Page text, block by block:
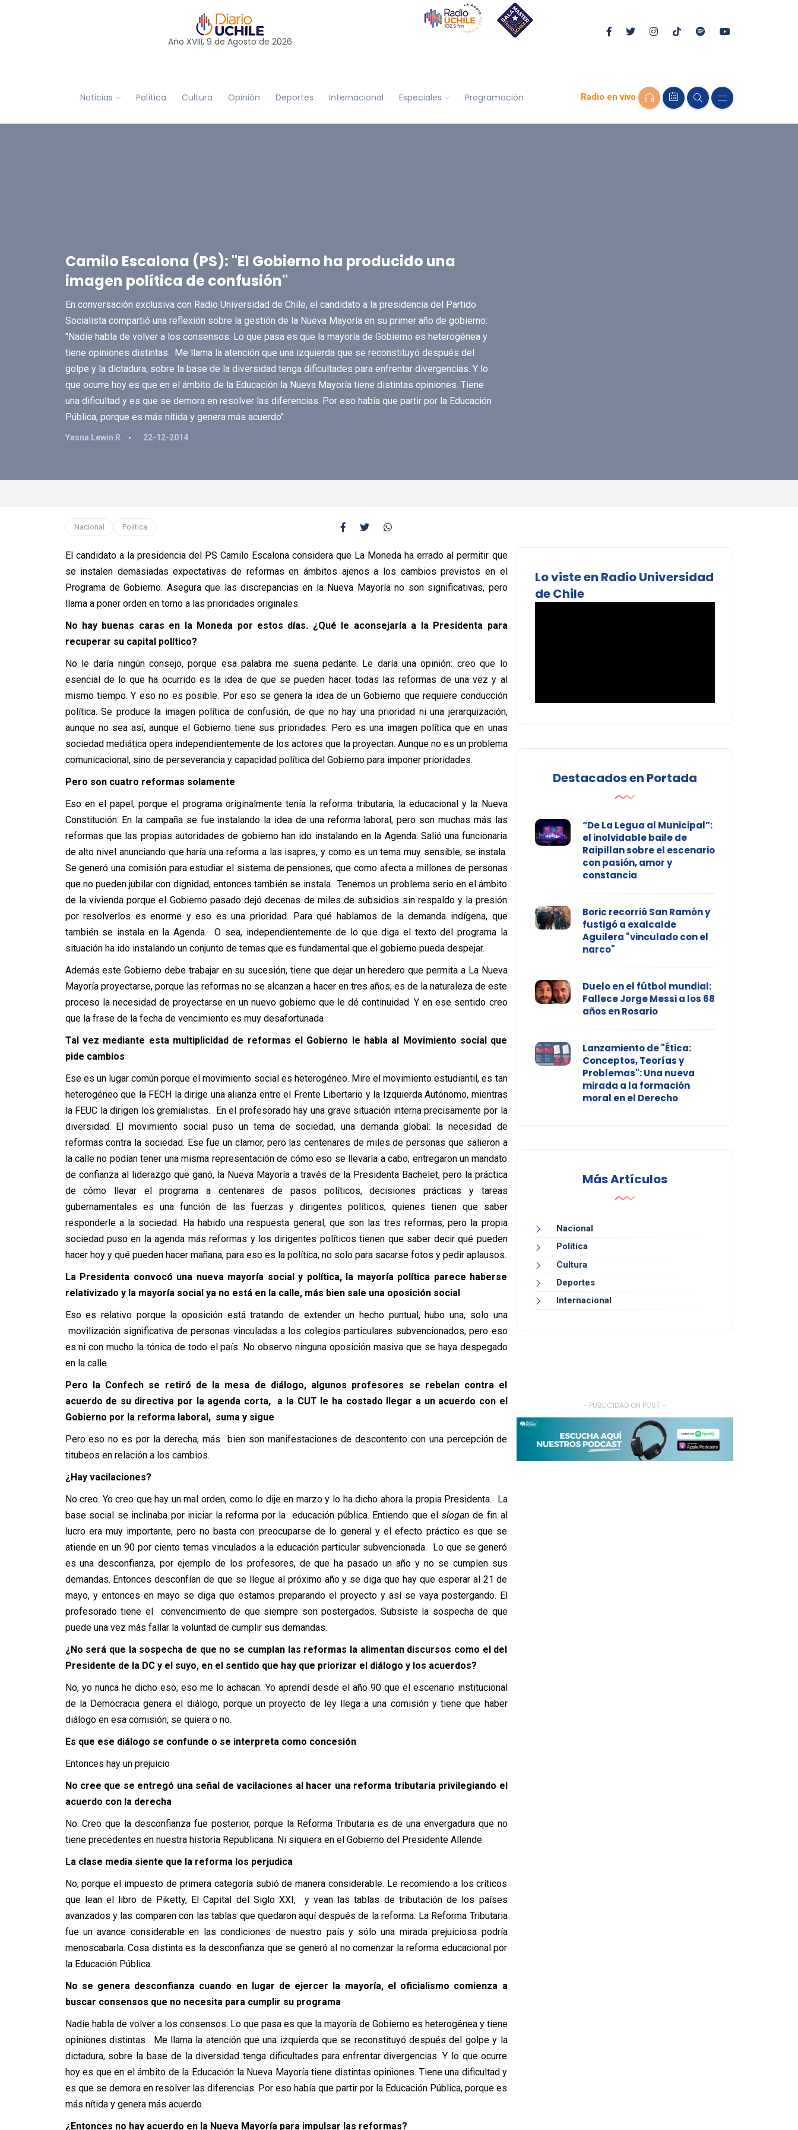
Año XVIII, 9 de Agosto de 2026
Noticias Política Cultura Opinión Deportes Internacional Especiales Programación Radio en vivo
Camilo Escalona (PS): "El Gobierno ha producido una
imagen política de confusión"
En conversación exclusiva con Radio Universidad de Chile, el candidato a la presidencia del Partido
Socialista compartió una reflexión sobre la gestión de la Nueva Mayoría en su primer año de gobierno:
"Nadie habla de volver a los consensos. Lo que pasa es que la mayoría de Gobierno es heterogénea y
tiene opiniones distintas. Me llama la atención que una izquierda que se reconstituyó después del
golpe y la dictadura, sobre la base de la diversidad tenga dificultades para enfrentar divergencias. Y lo
que ocurre hoy es que en el ámbito de la Educación la Nueva Mayoría tiene distintas opiniones. Tiene
una dificultad y es que se demora en resolver las diferencias. Por eso había que partir por la Educación
Pública, porque es más nítida y genera más acuerdo".
Yasna Lewin R. 22-12-2014
Nacional Política
El candidato a la presidencia del PS Camilo Escalona considera que La Moneda ha errado al permitir que
se instalen demasiadas expectativas de reformas en ámbitos ajenos a los cambios previstos en el
Programa de Gobierno. Asegura que las discrepancias en la Nueva Mayoría no son significativas, pero
llama a poner orden en torno a las prioridades originales.
No hay buenas caras en la Moneda por estos días. ¿Qué le aconsejaría a la Presidenta para
recuperar su capital político?
No le daría ningún consejo, porque esa palabra me suena pedante. Le daría una opinión: creo que lo
esencial de lo que ha ocurrido es la idea de que se pueden hacer todas las reformas de una vez y al
mismo tiempo. Y eso no es posible. Por eso se genera la idea de un Gobierno que requiere conducción
política. Se produce la imagen política de confusión, de que no hay una prioridad ni una jerarquización,
aunque no sea así, aunque el Gobierno tiene sus prioridades. Pero es una imagen política que en unas
sociedad mediática opera independientemente de los actores que la proyectan. Aunque no es un problema
comunicacional, sino de perseverancia y capacidad política del Gobierno para imponer prioridades.
Pero son cuatro reformas solamente
Eso en el papel, porque el programa originalmente tenía la reforma tributaria, la educacional y la Nueva
Constitución. En la campaña se fue instalando la idea de una reforma laboral, pero son muchas más las
reformas que las propias autoridades de gobierno han ido instalando en la Agenda. Salió una funcionaria
de alto nivel anunciando que haría una reforma a las isapres, y como es un tema muy sensible, se instala.
Se generó una comisión para estudiar el sistema de pensiones, que como afecta a millones de personas
que no pueden jubilar con dignidad, entonces también se instala. Tenemos un problema serio en el ámbito
de la vivienda porque el Gobierno pasado dejó decenas de miles de subsidios sin respaldo y la presión
por resolverlos es enorme y eso es una prioridad. Para qué hablamos de la demanda indígena, que
también se instala en la Agenda. O sea, independientemente de lo que diga el texto del programa la
situación ha ido instalando un conjunto de temas que es fundamental que el gobierno pueda despejar.
Además este Gobierno debe trabajar en su sucesión, tiene que dejar un heredero que permita a La Nueva
Mayoría proyectarse, porque las reformas no se alcanzan a hacer en tres años; es de la naturaleza de este
proceso la necesidad de proyectarse en un nuevo gobierno que le dé continuidad. Y en ese sentido creo
que la frase de la fecha de vencimiento es muy desafortunada
Tal vez mediante esta multiplicidad de reformas el Gobierno le habla al Movimiento social que
pide cambios
Ese es un lugar común porque el movimiento social es heterogéneo. Mire el movimiento estudiantil, es tan
heterogéneo que la FECH la dirige una alianza entre el Frente Libertario y la Izquierda Autónomo, mientras
la FEUC la dirigen los gremialistas. En el profesorado hay una grave situación interna precisamente por la
diversidad. El movimiento social puso un tema de sociedad, una demanda global: la necesidad de
reformas contra la sociedad. Ese fue un clamor, pero las centenares de miles de personas que salieron a
la calle no podían tener una misma representación de cómo eso se llevaría a cabo; entregaron un mandato
de confianza al liderazgo que ganó, la Nueva Mayoría a través de la Presidenta Bachelet, pero la práctica
de cómo llevar el programa a centenares de pasos políticos, decisiones prácticas y tareas
gubernamentales es una función de las fuerzas y dirigentes políticos, quienes tienen que saber
responderle a la sociedad. Ha habido una respuesta general, que son las tres reformas, pero la propia
sociedad puso en la agenda más reformas y los dirigentes políticos tienen que saber decir qué pueden
hacer hoy y qué pueden hacer mañana, para eso es la política, no solo para sacarse fotos y pedir aplausos.
La Presidenta convocó una nueva mayoría social y política, la mayoría política parece haberse
relativizado y la mayoría social ya no está en la calle, más bien sale una oposición social
Eso es relativo porque la oposición está tratando de extender un hecho puntual, hubo una, solo una
movilización significativa de personas vinculadas a los colegios particulares subvencionados, pero eso
es ni con mucho la tónica de todo el país. No observo ninguna oposición masiva que se haya despegado
en la calle
Pero la Confech se retiró de la mesa de diálogo, algunos profesores se rebelan contra el
acuerdo de su directiva por la agenda corta, a la CUT le ha costado llegar a un acuerdo con el
Gobierno por la reforma laboral, suma y sigue
Pero eso no es por la derecha, más bien son manifestaciones de descontento con una percepción de
titubeos en relación a los cambios.
¿Hay vacilaciones?
No creo. Yo creo que hay un mal orden, como lo dije en marzo y lo ha dicho ahora la propia Presidenta. La
base social se inclinaba por iniciar la reforma por la educación pública. Entiendo que el slogan de fin al
lucro era muy importante, pero no basta con preocuparse de lo general y el efecto práctico es que se
atiende en un 90 por ciento temas vinculados a la educación particular subvencionada. Lo que se generó
es una desconfianza, por ejemplo de los profesores, de que ha pasado un año y no se cumplen sus
demandas. Entonces desconfían de que se llegue al próximo año y se diga que hay que esperar al 21 de
mayo, y entonces en mayo se diga que estamos preparando el proyecto y así se vaya postergando. El
profesorado tiene el convencimiento de que siempre son postergados. Subsiste la sospecha de que
puede una vez más fallar la voluntad de cumplir sus demandas.
¿No será que la sospecha de que no se cumplan las reformas la alimentan discursos como el del
Presidente de la DC y el suyo, en el sentido que hay que priorizar el diálogo y los acuerdos?
No, yo nunca he dicho eso; eso me lo achacan. Yo aprendí desde el año 90 que el escenario institucional
de la Democracia genera el diálogo, porque un proyecto de ley llega a una comisión y tiene que haber
diálogo en esa comisión, se quiera o no.
Es que ese diálogo se confunde o se interpreta como concesión
Entonces hay un prejuicio
No cree que se entregó una señal de vacilaciones al hacer una reforma tributaria privilegiando el
acuerdo con la derecha
No. Creo que la desconfianza fue posterior, porque la Reforma Tributaria es de una envergadura que no
tiene precedentes en nuestra historia Republicana. Ni siquiera en el Gobierno del Presidente Allende.
La clase media siente que la reforma los perjudica
No, porque el impuesto de primera categoría subió de manera considerable. Le recomiendo a los críticos
que lean el libro de Piketty, El Capital del Siglo XXI, y vean las tablas de tributación de los países
avanzados y las comparen con las tablas que quedaron aquí después de la reforma. La Reforma Tributaria
fue un avance considerable en las condiciones de nuestro país y sólo una mirada prejuiciosa podría
menoscabarla. Cosa distinta es la desconfianza que se generó al no comenzar la reforma educacional por
la Educación Pública.
No se genera desconfianza cuando en lugar de ejercer la mayoría, el oficialismo comienza a
buscar consensos que no necesita para cumplir su programa
Nadie habla de volver a los consensos. Lo que pasa es que la mayoría de Gobierno es heterogénea y tiene
opiniones distintas. Me llama la atención que una izquierda que se reconstituyó después del golpe y la
dictadura, sobre la base de la diversidad tenga dificultades para enfrentar divergencias. Y lo que ocurre
hoy es que en el ámbito de la Educación la Nueva Mayoría tiene distintas opiniones. Tiene una dificultad y
es que se demora en resolver las diferencias. Por eso había que partir por la Educación Pública, porque es
más nítida y genera más acuerdo.
¿Entonces no hay acuerdo en la Nueva Mayoría para impulsar las reformas?
Lo viste en Radio Universidad
de Chile
Destacados en Portada
“De La Legua al Municipal”:
el inolvidable baile de
Raipillan sobre el escenario
con pasión, amor y
constancia
Boric recorrió San Ramón y
fustigó a exalcalde
Aguilera "vinculado con el
narco"
Duelo en el fútbol mundial:
Fallece Jorge Messi a los 68
años en Rosario
Lanzamiento de "Ética:
Conceptos, Teorías y
Problemas": Una nueva
mirada a la formación
moral en el Derecho
Más Artículos
Nacional
Política
Cultura
Deportes
Internacional
- PUBLICIDAD ON POST -